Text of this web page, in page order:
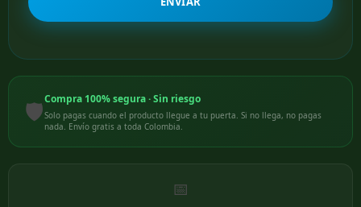
🛡️Compra 100% segura · Sin riesgo
Solo pagas cuando el producto llegue a tu puerta. Si no llega, no pagas
nada. Envío gratis a toda Colombia.
📅